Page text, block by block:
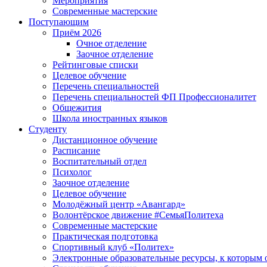
Современные мастерские
Поступающим
Приём 2026
Очное отделение
Заочное отделение
Рейтинговые списки
Целевое обучение
Перечень специальностей
Перечень специальностей ФП Профессионалитет
Общежития
Школа иностранных языков
Студенту
Дистанционное обучение
Расписание
Воспитательный отдел
Психолог
Заочное отделение
Целевое обучение
Молодёжный центр «Авангард»
Волонтёрское движение #СемьяПолитеха
Современные мастерские
Практическая подготовка
Спортивный клуб «Политех»
Электронные образовательные ресурсы, к которым